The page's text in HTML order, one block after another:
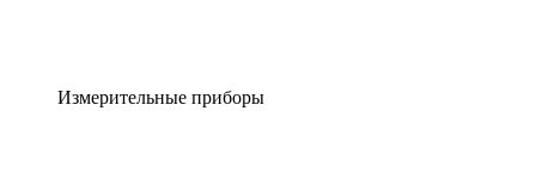
Измерительные приборы